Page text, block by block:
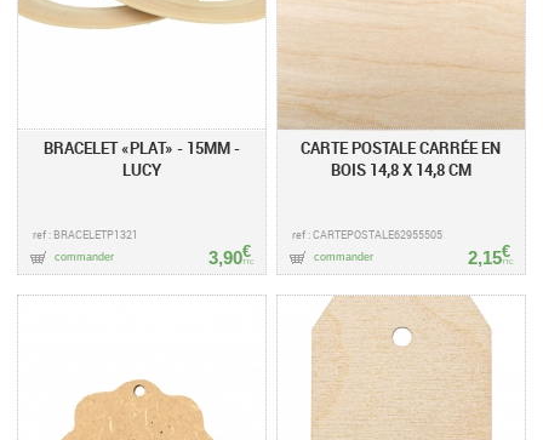
BRACELET «PLAT» - 15MM -
LUCY
ref : BRACELETP1321
3,90€
TTC
commander
CARTE POSTALE CARRÉE EN
BOIS 14,8 X 14,8 CM
ref : CARTEPOSTALE62955505
2,15€
TTC
commander